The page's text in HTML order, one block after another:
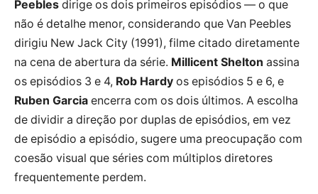
Peebles dirige os dois primeiros episódios — o que
não é detalhe menor, considerando que Van Peebles
dirigiu New Jack City (1991), filme citado diretamente
na cena de abertura da série. Millicent Shelton assina
os episódios 3 e 4, Rob Hardy os episódios 5 e 6, e
Ruben Garcia encerra com os dois últimos. A escolha
de dividir a direção por duplas de episódios, em vez
de episódio a episódio, sugere uma preocupação com
coesão visual que séries com múltiplos diretores
frequentemente perdem.